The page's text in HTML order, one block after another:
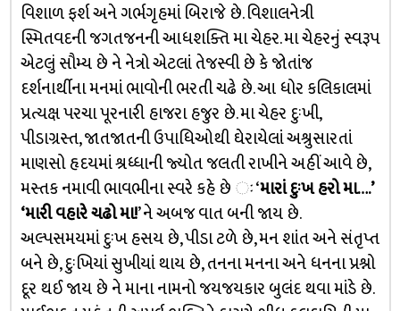
વિશાળ ફર્શ અને ગર્ભગૃહમાં બિરાજે છે. વિશાલનેત્રી
સ્મિતવદની જગતજનની આધશક્તિ મા ચેહર. મા ચેહરનું સ્વરૂપ
એટલું સૌમ્ય છે ને નેત્રો એટલાં તેજસ્વી છે કે જોતાંજ
દર્શનાર્થીના મનમાં ભાવોની ભરતી ચઢે છે. આ ધોર કલિકાલમાં
પ્રત્યક્ષ પરચા પૂરનારી હાજરા હજુર છે. મા ચેહર દુઃખી,
પીડાગ્રસ્ત, જાતજાતની ઉપાધિઓથી ઘેરાયેલાં અશ્રુસારતાં
માણસો હૃદયમાં શ્રધ્ધાની જ્યોત જલતી રાખીને અહીં આવે છે,
મસ્તક નમાવી ભાવભીના સ્વરે કહે છે ઃ ‘મારાં દુઃખ હરો મા….’
‘મારી વહારે ચઢો મા!’ ને અબજ વાત બની જાય છે.
અલ્પસમયમાં દુઃખ હસય છે, પીડા ટળે છે, મન શાંત અને સંતૃપ્ત
બને છે, દુઃખિયાં સુખીયાં થાય છે, તનના મનના અને ધનના પ્રશ્નો
દૂર થઈ જાય છે ને માના નામનો જયજયકાર બુલંદ થવા માંડે છે.